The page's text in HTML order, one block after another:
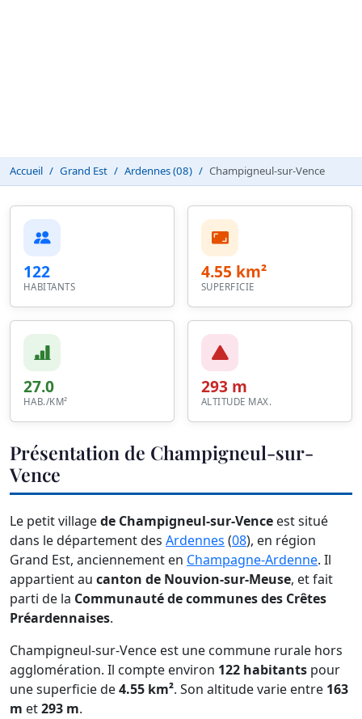
Accueil Grand Est Ardennes (08) Champigneul-sur-Vence
122
HABITANTS
4.55 km²
SUPERFICIE
27.0
HAB./KM²
293 m
ALTITUDE MAX.
Présentation de Champigneul-sur-
Vence
Le petit villagede Champigneul-sur-Vence est situé
dans le département des Ardennes (08), en région
Grand Est, anciennement en Champagne-Ardenne. Il
appartient au canton de Nouvion-sur-Meuse, et fait
parti de la Communauté de communes des Crêtes
Préardennaises.
Champigneul-sur-Vence est une commune rurale hors
agglomération. Il compte environ 122 habitants pour
une superficie de4.55 km². Son altitude varie entre 163
m et293 m.